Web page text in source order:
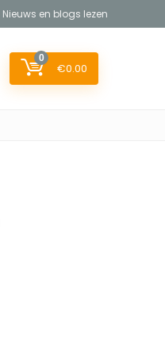
Nieuws en blogs lezen
0
€0.00